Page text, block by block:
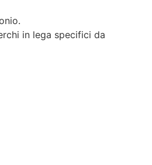
in lega specifici da